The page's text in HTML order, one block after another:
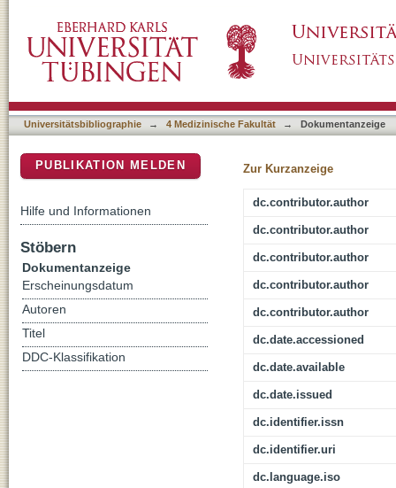
A549 lung adenocarcinoma cells
Universitätsbibliographie → 4 Medizinische Fakultät → Dokumentanzeige
Zur Kurzanzeige
dc.contributor.author
dc.contributor.author
dc.contributor.author
dc.contributor.author
dc.contributor.author
dc.date.accessioned
dc.date.available
dc.date.issued
dc.identifier.issn
dc.identifier.uri
dc.language.iso
PUBLIKATION MELDEN
Hilfe und Informationen
Stöbern
Dokumentanzeige
Erscheinungsdatum
Autoren
Titel
DDC-Klassifikation